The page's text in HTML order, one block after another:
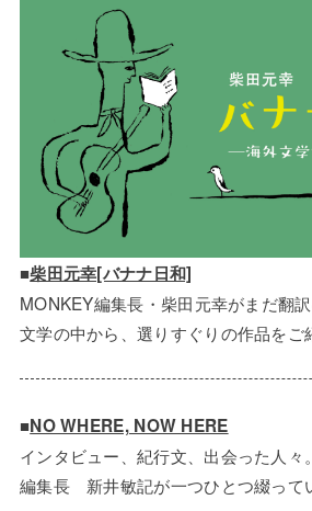
■柴田元幸[バナナ日和]
MONKEY編集長・柴田元幸がまだ翻
文学の中から、選りすぐりの作品をご
■NO WHERE, NOW HERE
インタビュー、紀行文、出会った人
編集長 新井敏記が一つひとつ綴って